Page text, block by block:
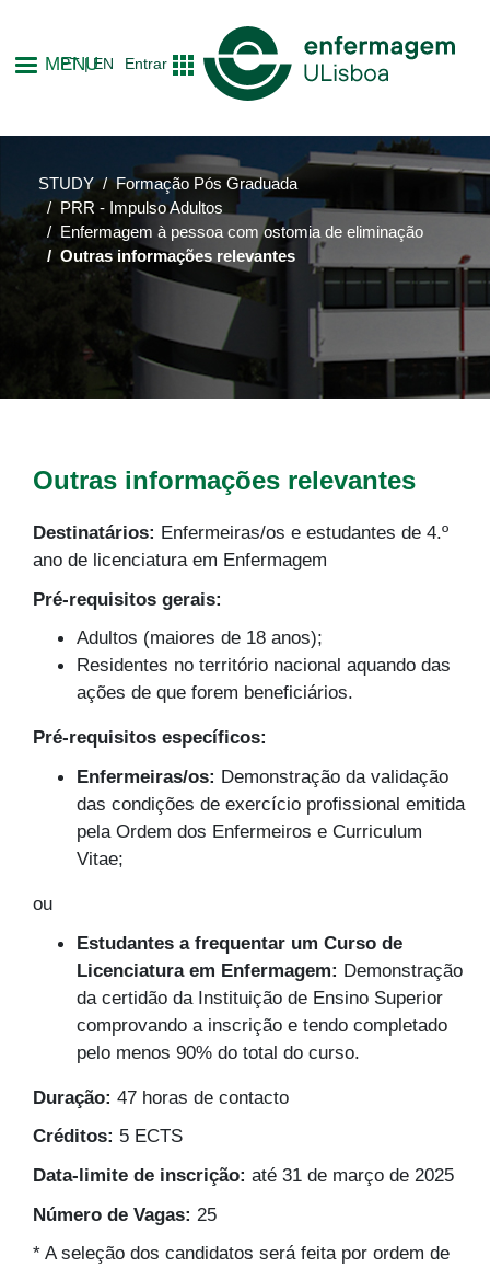
to
main
content
MENU
PT EN Entrar
STUDY
Formação Pós Graduada
PRR - Impulso Adultos
Enfermagem à pessoa com ostomia de eliminação
Outras informações relevantes
Outras informações relevantes
Destinatários: Enfermeiras/os e estudantes de 4.º
ano de licenciatura em Enfermagem
Pré-requisitos gerais:
Adultos (maiores de 18 anos);
Residentes no território nacional aquando das
ações de que forem beneficiários.
Pré-requisitos específicos:
Enfermeiras/os: Demonstração da validação
das condições de exercício profissional emitida
pela Ordem dos Enfermeiros e Curriculum
Vitae;
ou
Estudantes a frequentar um Curso de
Licenciatura em Enfermagem: Demonstração
da certidão da Instituição de Ensino Superior
comprovando a inscrição e tendo completado
pelo menos 90% do total do curso.
Duração: 47 horas de contacto
Créditos: 5 ECTS
Data-limite de inscrição: até 31 de março de 2025
Número de Vagas: 25
* A seleção dos candidatos será feita por ordem de